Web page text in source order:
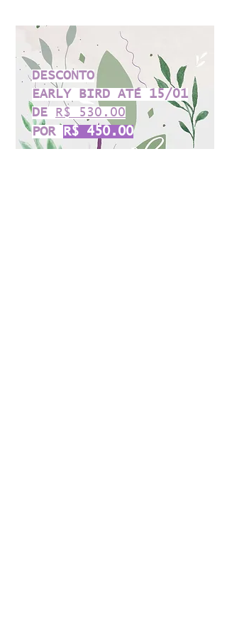
DESCONTO
EARLY BIRD ATÉ 15/01
DE
R$ 530.00
POR R$ 450.00